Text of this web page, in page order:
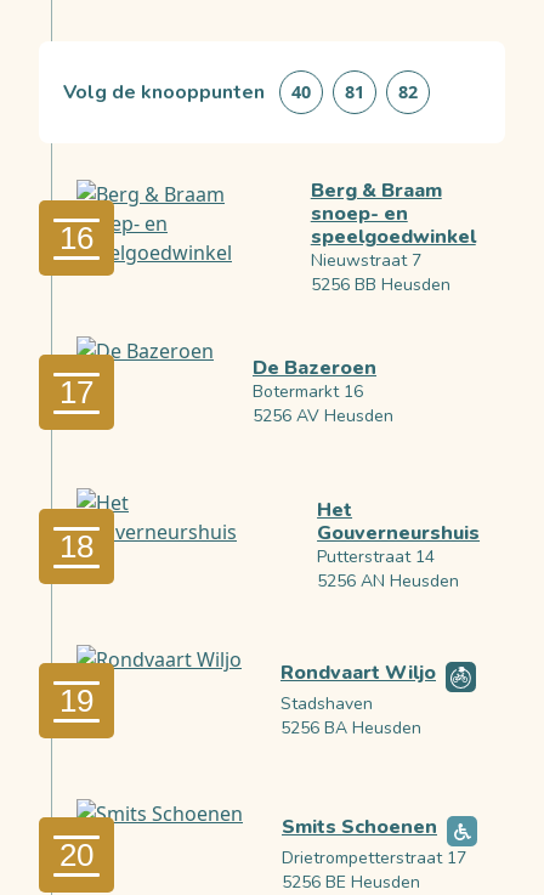
Volg de knooppunten 40 81 82
16
Berg & Braam
snoep- en
speelgoedwinkel
Nieuwstraat 7
5256 BB Heusden
17
De Bazeroen
Botermarkt 16
5256 AV Heusden
18
Het
Gouverneurshuis
Putterstraat 14
5256 AN Heusden
19
Rondvaart Wiljo
Stadshaven
5256 BA Heusden
20
Smits Schoenen
Drietrompetterstraat 17
5256 BE Heusden